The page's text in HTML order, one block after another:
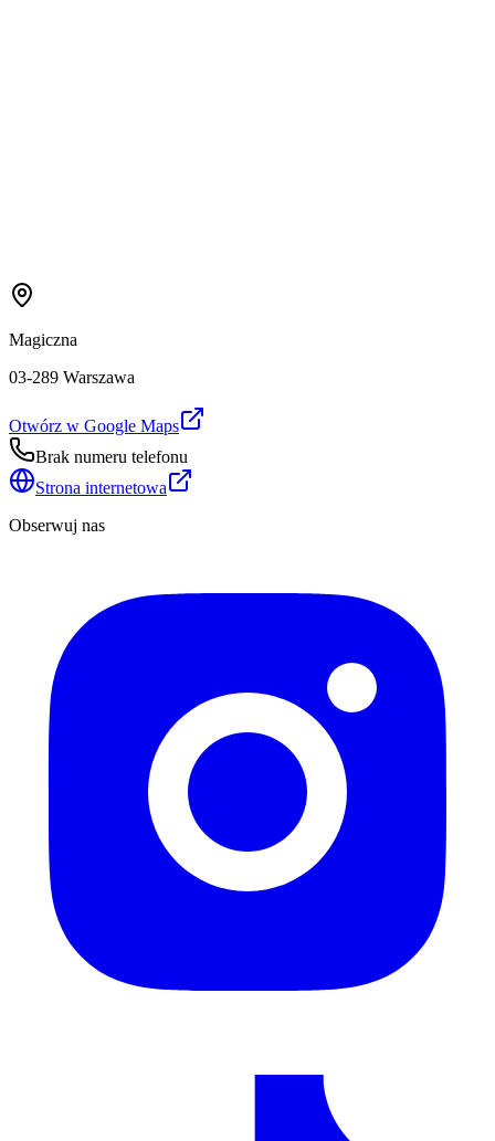
Magiczna
03-289 Warszawa
Otwórz w Google Maps
Brak numeru telefonu
Strona internetowa
Obserwuj nas